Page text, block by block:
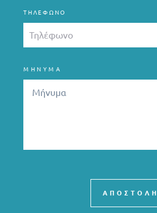
ΤΗΛΈΦΩΝΟ
ΜΗΝΥΜΑ
ΑΠΟΣΤΟΛΗ